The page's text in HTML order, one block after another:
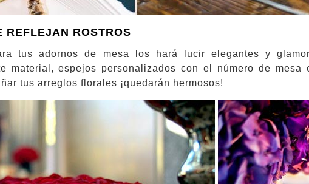
REFLEJAN ROSTROS
tus adornos de mesa los hará lucir elegantes y
material, espejos personalizados con el número de
tus arreglos florales ¡quedarán hermosos!